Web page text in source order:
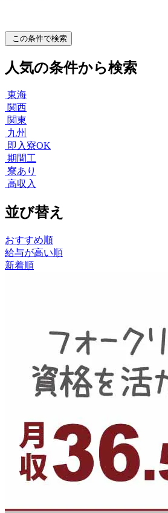
この条件で検索
人気の条件から検索
東海
関西
関東
九州
即入寮OK
期間工
寮あり
高収入
並び替え
おすすめ順
給与が高い順
新着順